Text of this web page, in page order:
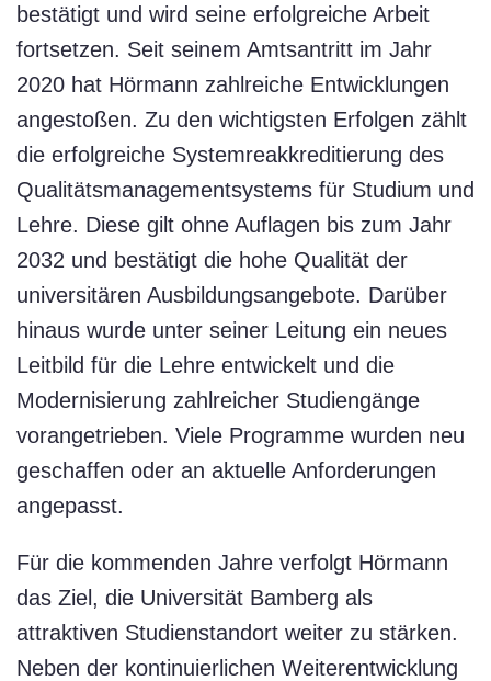
bestätigt und wird seine erfolgreiche Arbeit
fortsetzen. Seit seinem Amtsantritt im Jahr
2020 hat Hörmann zahlreiche Entwicklungen
angestoßen. Zu den wichtigsten Erfolgen zählt
die erfolgreiche Systemreakkreditierung des
Qualitätsmanagementsystems für Studium und
Lehre. Diese gilt ohne Auflagen bis zum Jahr
2032 und bestätigt die hohe Qualität der
universitären Ausbildungsangebote. Darüber
hinaus wurde unter seiner Leitung ein neues
Leitbild für die Lehre entwickelt und die
Modernisierung zahlreicher Studiengänge
vorangetrieben. Viele Programme wurden neu
geschaffen oder an aktuelle Anforderungen
angepasst.
Für die kommenden Jahre verfolgt Hörmann
das Ziel, die Universität Bamberg als
attraktiven Studienstandort weiter zu stärken.
Neben der kontinuierlichen Weiterentwicklung